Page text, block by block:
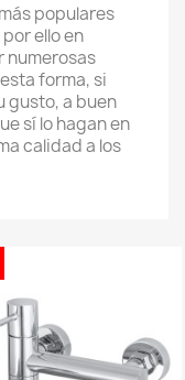
populares
ello en
numerosas
forma, si
gusto, a buen
sí lo hagan en
calidad a los